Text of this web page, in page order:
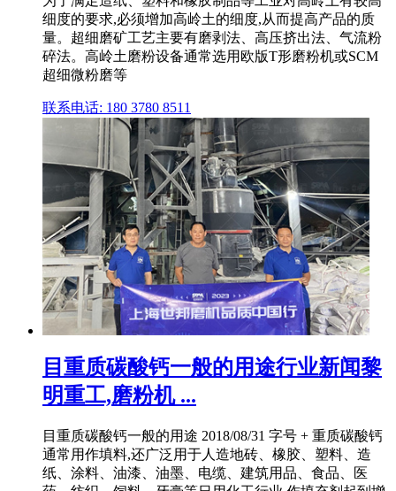
细度的要求,必须增加高岭土的细度,从而提高产品的质
量。超细磨矿工艺主要有磨剥法、高压挤出法、气流粉
碎法。高岭土磨粉设备通常选用欧版T形磨粉机或SCM
超细微粉磨等
联系电话: 180 3780 8511
目重质碳酸钙一般的用途行业新闻黎
明重工,磨粉机 ...
目重质碳酸钙一般的用途 2018/08/31 字号 + 重质碳酸钙
通常用作填料,还广泛用于人造地砖、橡胶、塑料、造
纸、涂料、油漆、油墨、电缆、建筑用品、食品、医